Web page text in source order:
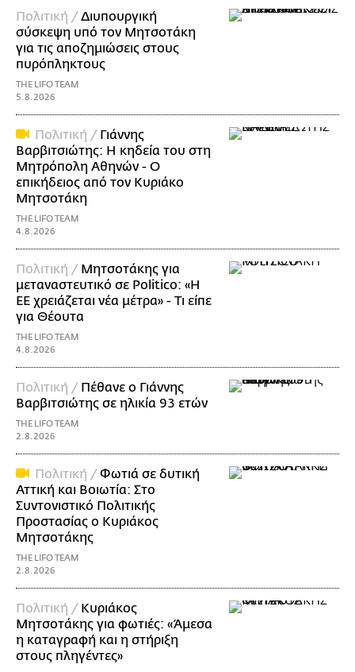
Πολιτική /Διυπουργική
σύσκεψη υπό τον Μητσοτάκη
για τις αποζημιώσεις στους
πυρόπληκτους
THE LIFO TEAM
5.8.2026
Πολιτική / Γιάννης
Βαρβιτσιώτης: Η κηδεία του στη
Μητρόπολη Αθηνών - Ο
επικήδειος από τον Κυριάκο
Μητσοτάκη
THE LIFO TEAM
4.8.2026
Πολιτική / Μητσοτάκης για
μεταναστευτικό σε Politico: «Η
ΕΕ χρειάζεται νέα μέτρα» - Τι είπε
για Θέουτα
THE LIFO TEAM
4.8.2026
Πολιτική / Πέθανε ο Γιάννης
Βαρβιτσιώτης σε ηλικία 93 ετών
THE LIFO TEAM
2.8.2026
Πολιτική /Φωτιά σε δυτική
Αττική και Βοιωτία: Στο
Συντονιστικό Πολιτικής
Προστασίας ο Κυριάκος
Μητσοτάκης
THE LIFO TEAM
2.8.2026
Πολιτική / Κυριάκος
Μητσοτάκης για φωτιές: «Άμεσα
η καταγραφή και η στήριξη
στους πληγέντες»